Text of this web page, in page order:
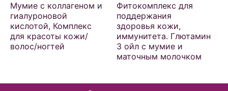
Мумие с коллагеном и
гиалуроновой
кислотой, Комплекс
для красоты кожи/
волос/ногтей
Фитокомплекс для
поддержания
здоровья кожи,
иммунитета. Глютамин
3 ойл с мумие и
маточным молочком